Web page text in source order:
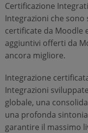
Certificazione
Integrazioni che
certificate da Moodle
aggiuntivi offerti da
ancora migliore.
Integrazione
Integrazioni
globale, una
una profonda
garantire il massimo